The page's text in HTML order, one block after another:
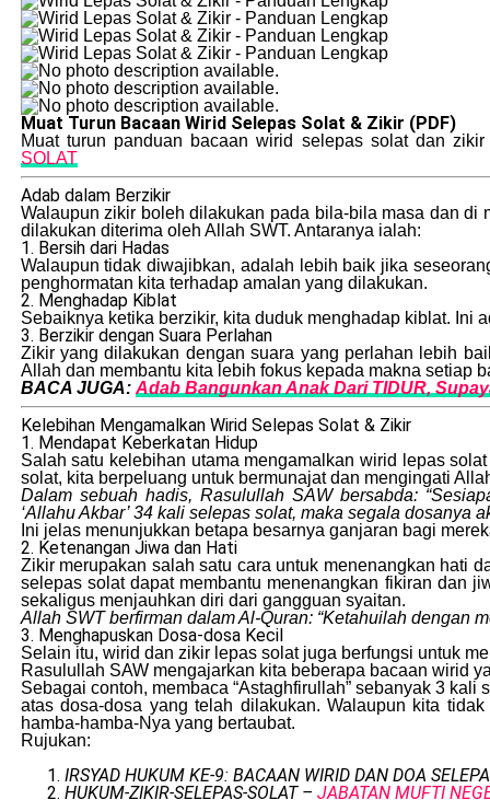
Muat Turun Bacaan Wirid Selepas Solat & Zikir (PDF)
Muat turun panduan bacaan wirid selepas solat dan
SOLAT
Adab dalam Berzikir
Walaupun zikir boleh dilakukan pada bila-bila masa dan di
dilakukan diterima oleh Allah SWT. Antaranya ialah:
1. Bersih dari Hadas
Walaupun tidak diwajibkan, adalah lebih baik jika
penghormatan kita terhadap amalan yang dilakukan.
2. Menghadap Kiblat
Sebaiknya ketika berzikir, kita duduk menghadap kiblat. Ini
3. Berzikir dengan Suara Perlahan
Zikir yang dilakukan dengan suara yang perlahan lebih
Allah dan membantu kita lebih fokus kepada makna setiap
BACA JUGA: Adab Bangunkan Anak Dari TIDUR,
Kelebihan Mengamalkan Wirid Selepas Solat & Zikir
1. Mendapat Keberkatan Hidup
Salah satu kelebihan utama mengamalkan wirid lepas
solat, kita berpeluang untuk bermunajat dan mengingati
Dalam sebuah hadis, Rasulullah SAW bersabda:
‘Allahu Akbar’ 34 kali selepas solat, maka segala
Ini jelas menunjukkan betapa besarnya ganjaran bagi
2. Ketenangan Jiwa dan Hati
Zikir merupakan salah satu cara untuk menenangkan hati
selepas solat dapat membantu menenangkan fikiran dan
sekaligus menjauhkan diri dari gangguan syaitan.
Allah SWT berfirman dalam Al-Quran: “Ketahuilah dengan
3. Menghapuskan Dosa-dosa Kecil
Selain itu, wirid dan zikir lepas solat juga berfungsi untuk
Rasulullah SAW mengajarkan kita beberapa bacaan wirid
Sebagai contoh, membaca “Astaghfirullah” sebanyak 3
atas dosa-dosa yang telah dilakukan. Walaupun kita
hamba-hamba-Nya yang bertaubat.
Rujukan:
IRSYAD HUKUM KE-9: BACAAN WIRID DAN DOA
HUKUM-ZIKIR-SELEPAS-SOLAT – JABATAN MUFTI